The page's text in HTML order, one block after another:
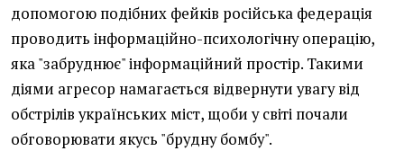
допомогою подібних фейків російська федерація
проводить інформаційно-психологічну операцію,
яка "забруднює" інформаційний простір. Такими
діями агресор намагається відвернути увагу від
обстрілів українських міст, щоби у світі почали
обговорювати якусь "брудну бомбу".